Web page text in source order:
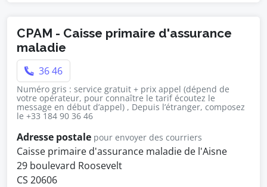
CPAM - Caisse primaire d'assurance
maladie
36 46
Numéro gris : service gratuit + prix appel (dépend de
votre opérateur, pour connaître le tarif écoutez le
message en début d’appel) , Depuis l’étranger, composez
le +33 184 90 36 46
Adresse postale pour envoyer des courriers
Caisse primaire d'assurance maladie de l'Aisne
29 boulevard Roosevelt
CS 20606